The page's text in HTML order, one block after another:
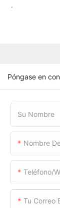
.
Póngase en
Su Nombre
Nombre
Teléfono/
Tu Correo